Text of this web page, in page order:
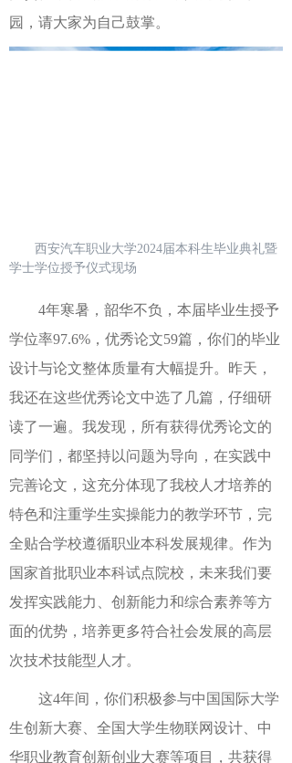
园，请大家为自己鼓掌。
西安汽车职业大学2024届本科生毕业典礼暨
学士学位授予仪式现场
4年寒暑，韶华不负，本届毕业生授予
学位率97.6%，优秀论文59篇，你们的毕业
设计与论文整体质量有大幅提升。昨天，
我还在这些优秀论文中选了几篇，仔细研
读了一遍。我发现，所有获得优秀论文的
同学们，都坚持以问题为导向，在实践中
完善论文，这充分体现了我校人才培养的
特色和注重学生实操能力的教学环节，完
全贴合学校遵循职业本科发展规律。作为
国家首批职业本科试点院校，未来我们要
发挥实践能力、创新能力和综合素养等方
面的优势，培养更多符合社会发展的高层
次技术技能型人才。
这4年间，你们积极参与中国国际大学
生创新大赛、全国大学生物联网设计、中
华职业教育创新创业大赛等项目，共获得